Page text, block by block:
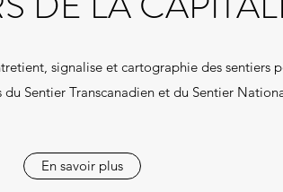
signalise et cartographie des sentiers
du Sentier Transcanadien et du Sentier
En savoir plus